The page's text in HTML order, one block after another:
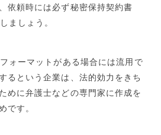
依頼時には必ず秘密保持契約書
ましょう。
ォーマットがある場合には流用で
るという企業は、法的効力をきち
めに弁護士などの専門家に作成を
です。